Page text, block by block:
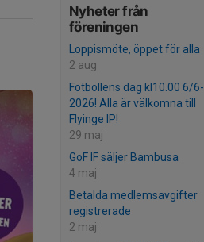
Nyheter från
föreningen
Loppismöte, öppet för alla
2 aug
Fotbollens dag kl10.00 6/6-
2026! Alla är välkomna till
Flyinge IP!
29 maj
GoF IF säljer Bambusa
4 maj
Betalda medlemsavgifter
registrerade
2 maj